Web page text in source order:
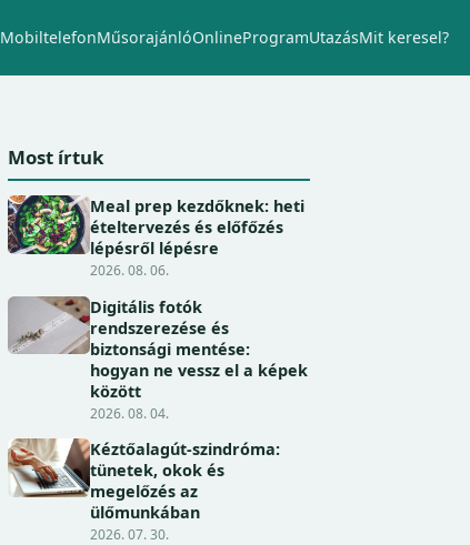
MobiltelefonMűsorajánlóOnlineProgramUtazásMit keresel?
Most írtuk
Meal prep kezdőknek: heti
ételtervezés és előfőzés
lépésről lépésre
2026. 08. 06.
Digitális fotók
rendszerezése és
biztonsági mentése:
hogyan ne vessz el a képek
között
2026. 08. 04.
Kéztőalagút-szindróma:
tünetek, okok és
megelőzés az
ülőmunkában
2026. 07. 30.